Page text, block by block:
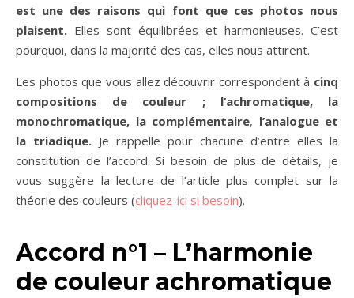
est une des raisons qui font que ces photos nous
plaisent. Elles sont équilibrées et harmonieuses. C’est
pourquoi, dans la majorité des cas, elles nous attirent.
Les photos que vous allez découvrir correspondent à cinq
compositions de couleur ; l’achromatique, la
monochromatique, la complémentaire, l’analogue et
la triadique. Je rappelle pour chacune d’entre elles la
constitution de l’accord. Si besoin de plus de détails, je
vous suggère la lecture de l’article plus complet sur la
théorie des couleurs (cliquez-ici si besoin).
Accord n°1 – L’harmonie
de couleur achromatique